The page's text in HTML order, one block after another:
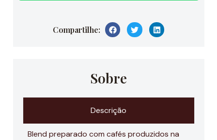
Compartilhe:
Sobre
Descrição
Blend preparado com cafés produzidos na